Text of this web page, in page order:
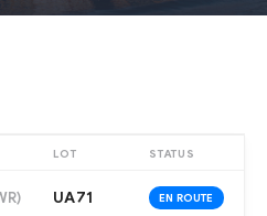
LOT STATUS
) UA71 EN ROUTE